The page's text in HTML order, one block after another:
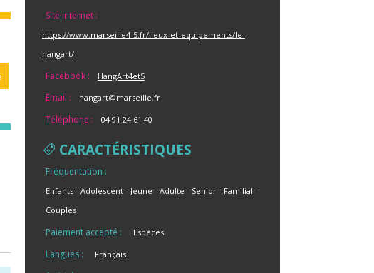
Site internet :
https://www.marseille4-5.fr/lieux-et-equipements/le-
hangart/
Facebook : HangArt4et5
Email : hangart@marseille.fr
Téléphone : 04 91 24 61 40
CARACTÉRISTIQUES
Fréquentation :
Enfants Adolescent Jeune Adulte Senior
Familial
Couples
Paiement accepté : Espèces
Langues : Français